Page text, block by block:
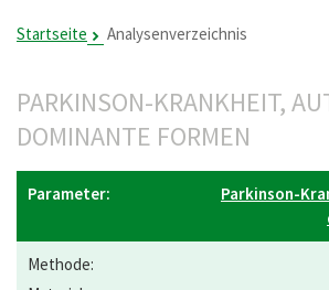
Startseite Analysenverzeichnis
PARKINSON-KRANKHEIT,
DOMINANTE FORMEN
Parkinson-